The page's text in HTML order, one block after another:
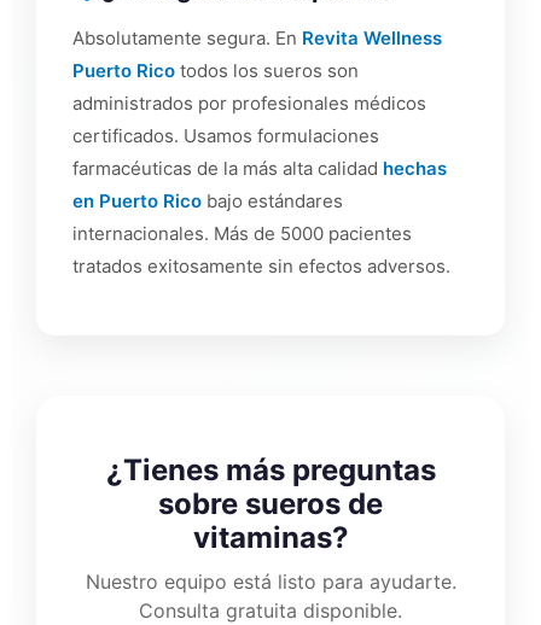
Absolutamente segura. En Revita Wellness
Puerto Rico todos los sueros son
administrados por profesionales médicos
certificados. Usamos formulaciones
farmacéuticas de la más alta calidad hechas
en Puerto Rico bajo estándares
internacionales. Más de 5000 pacientes
tratados exitosamente sin efectos adversos.
¿Tienes más preguntas
sobre sueros de
vitaminas?
Nuestro equipo está listo para ayudarte.
Consulta gratuita disponible.